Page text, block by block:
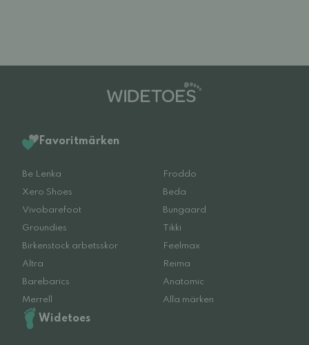
Favoritmärken
Be Lenka
Froddo
Xero Shoes
Beda
Vivobarefoot
Bungaard
Groundies
Tikki
Birkenstock arbetsskor
Feelmax
Altra
Reima
Barebarics
Anatomic
Merrell
Alla märken
Widetoes